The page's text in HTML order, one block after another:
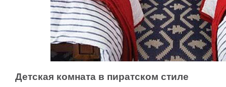
Детская комната в пиратском стиле